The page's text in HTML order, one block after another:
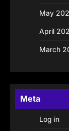
May
April
March
Meta
Log in